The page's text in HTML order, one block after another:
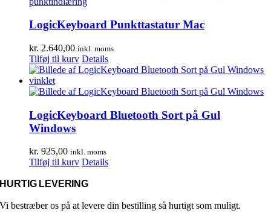
LogicKeyboard Punkttastatur Mac
kr. 2.640,00 inkl. moms
Tilføj til kurv Details
LogicKeyboard Bluetooth Sort på Gul
Windows
kr. 925,00 inkl. moms
Tilføj til kurv Details
HURTIG LEVERING
Vi bestræber os på at levere din bestilling så hurtigt som muligt.